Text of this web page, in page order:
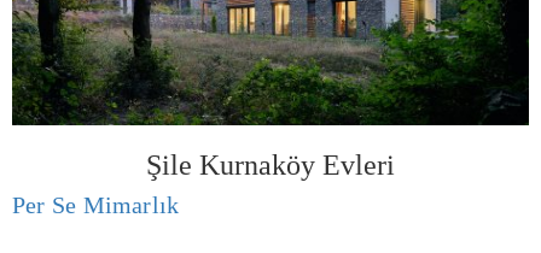
Şile Kurnaköy Evleri
Per Se Mimarlık